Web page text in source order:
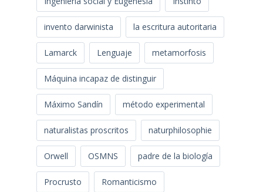
invento darwinista la escritura autoritaria
Lamarck Lenguaje metamorfosis
Máquina incapaz de distinguir
Máximo Sandín método experimental
naturalistas proscritos naturphilosophie
Orwell OSMNS padre de la biología
Procrusto Romanticismo